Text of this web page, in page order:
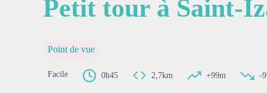
Petit tour à Saint-
Point de vue
Facile 0h45 2,7km +99m -